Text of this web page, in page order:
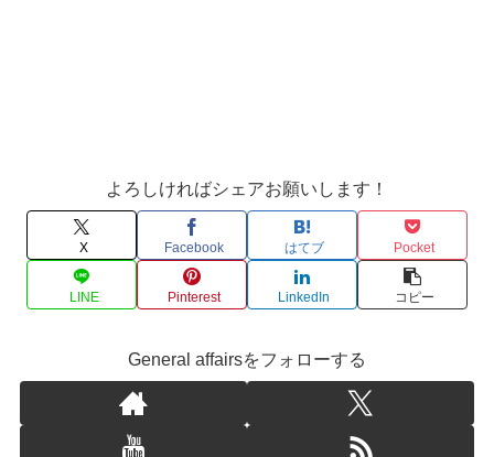
よろしければシェアお願いします！
X Facebook はてブ Pocket
LINE Pinterest LinkedIn コピー
General affairsをフォローする